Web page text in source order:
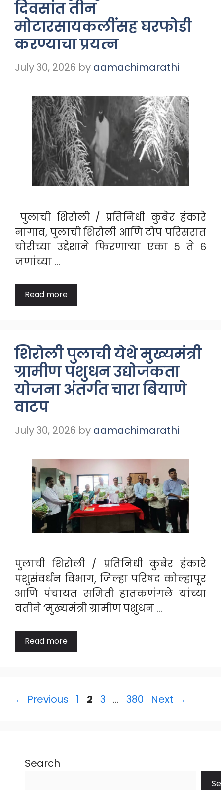
दिवसांत तीन
मोटारसायकलींसह घरफोडी
करण्याचा प्रयत्न
July 30, 2026 by aamachimarathi
पुलाची शिरोली / प्रतिनिधी कुबेर हंकारे
नागाव, पुलाची शिरोली आणि टोप परिसरात
चोरीच्या उद्देशाने फिरणाऱ्या एका ५ ते ६
जणांच्या …
Read more
शिरोली पुलाची येथे मुख्यमंत्री
ग्रामीण पशुधन उद्योजकता
योजना अंतर्गत चारा बियाणे
वाटप
July 30, 2026 by aamachimarathi
पुलाची शिरोली / प्रतिनिधी कुबेर हंकारे
पशुसंवर्धन विभाग, जिल्हा परिषद कोल्हापूर
आणि पंचायत समिती हातकणंगले यांच्या
वतीने ‘मुख्यमंत्री ग्रामीण पशुधन …
Read more
← Previous Page
1 Page
2 Page
3 … Page
380 Next →
Search